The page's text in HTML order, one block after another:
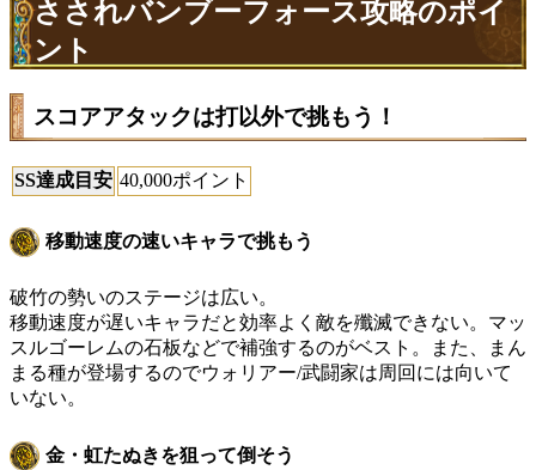
さされバンブーフォース攻略のポイ
ント
スコアアタックは打以外で挑もう！
SS達成目安 40,000ポイント
移動速度の速いキャラで挑もう
破竹の勢いのステージは広い。
移動速度が遅いキャラだと効率よく敵を殲滅できない。マッ
スルゴーレムの石板などで補強するのがベスト。また、まん
まる種が登場するのでウォリアー/武闘家は周回には向いて
いない。
金・虹たぬきを狙って倒そう